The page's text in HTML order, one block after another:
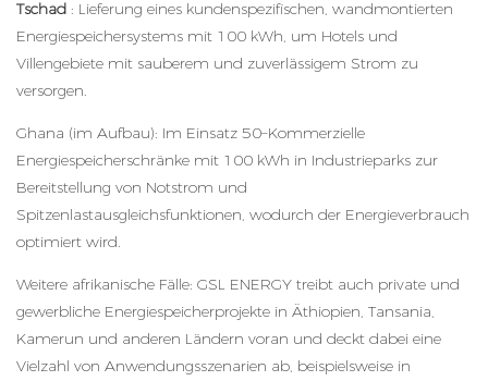
Tschad : Lieferung eines kundenspezifischen, wandmontierten
Energiespeichersystems mit 100 kWh, um Hotels und
Villengebiete mit sauberem und zuverlässigem Strom zu
versorgen.
Ghana (im Aufbau): Im Einsatz 50–Kommerzielle
Energiespeicherschränke mit 100 kWh in Industrieparks zur
Bereitstellung von Notstrom und
Spitzenlastausgleichsfunktionen, wodurch der Energieverbrauch
optimiert wird.
Weitere afrikanische Fälle: GSL ENERGY treibt auch private und
gewerbliche Energiespeicherprojekte in Äthiopien, Tansania,
Kamerun und anderen Ländern voran und deckt dabei eine
Vielzahl von Anwendungsszenarien ab, beispielsweise in